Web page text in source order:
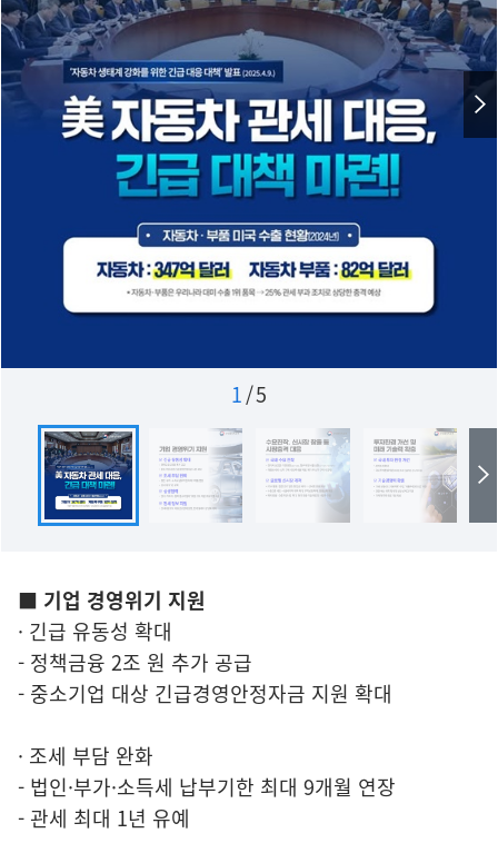
1/5
■ 기업 경영위기 지원
· 긴급 유동성 확대
- 정책금융 2조 원 추가 공급
- 중소기업 대상 긴급경영안정자금 지원 확대
· 조세 부담 완화
- 법인·부가·소득세 납부기한 최대 9개월 연장
- 관세 최대 1년 유예